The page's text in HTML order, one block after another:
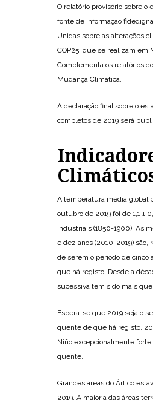
O relatório provisório sobre
fonte de informação
Unidas sobre as alterações
COP25, que se realizam em
Complementa os relatórios
Mudança Climática.
A declaração final sobre o
completos de 2019 será
A temperatura média global
outubro de 2019 foi de 1,1 ±
industriais (1850-1900). As
e dez anos (2010-2019)
de serem o período de cinco
que há registo. Desde a
sucessiva tem sido mais
Espera-se que 2019 seja o
quente de que há registo.
Niño excepcionalmente
quente.
Grandes áreas do Ártico
2019. A maioria das áreas